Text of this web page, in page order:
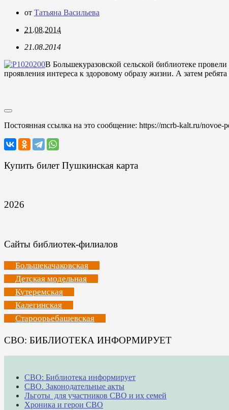
от Татьяна Васильева
21.08.2014
21.08.2014
В Большекуразовской сельской библиотеке
проявления интереса к здоровому образу жизни. А затем
Постоянная ссылка на это сообщение: https://mcrb-kalt.ru/novoe-
Купить билет Пушкинская карта
2026
Сайты библиотек-филиалов
Большекачаковская
Детская модельная
Кутеремская
Калегинская
Староорьебашевская
СВО: БИБЛИОТЕКА ИНФОРМИРУЕТ
СВО: Библиотека информирует
СВО. Законодательные акты
Льготы для участников СВО и их семей
Хроника и герои СВО